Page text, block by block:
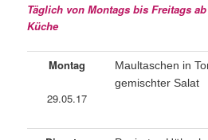
Täglich von Montags bis Freitags
Küche
Montag
29.05.17
Maultaschen in
gemischter Salat